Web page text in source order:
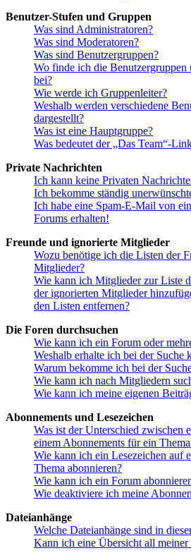
Benutzer-Stufen und Gruppen
Was sind Administratoren?
Was sind Moderatoren?
Was sind Benutzergruppen?
Wo finde ich die Benutzergruppen
bei?
Wie werde ich Gruppenleiter?
Weshalb werden verschiedene
dargestellt?
Was ist eine Hauptgruppe?
Was bedeutet der „Das Team“-
Private Nachrichten
Ich kann keine Privaten
Ich bekomme ständig
Ich habe eine Spam-E-Mail von
Forums erhalten!
Freunde und ignorierte Mitglieder
Wozu benötige ich die Listen der
Mitglieder?
Wie kann ich Mitglieder zur Liste
der ignorierten Mitglieder
den Listen entfernen?
Die Foren durchsuchen
Wie kann ich ein Forum oder
Weshalb erhalte ich bei der Suche
Warum bekomme ich bei der
Wie kann ich nach Mitgliedern
Wie kann ich meine eigenen
Abonnements und Lesezeichen
Was ist der Unterschied zwischen
einem Abonnements für ein
Wie kann ich ein Lesezeichen auf
Thema abonnieren?
Wie kann ich ein Forum
Wie deaktiviere ich meine
Dateianhänge
Welche Dateianhänge sind in
Kann ich eine Übersicht all meiner